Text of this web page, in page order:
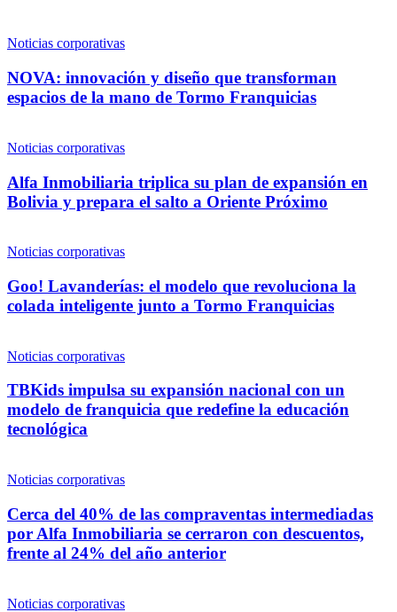
Noticias corporativas
NOVA: innovación y diseño que transforman
espacios de la mano de Tormo Franquicias
Noticias corporativas
Alfa Inmobiliaria triplica su plan de expansión en
Bolivia y prepara el salto a Oriente Próximo
Noticias corporativas
Goo! Lavanderías: el modelo que revoluciona la
colada inteligente junto a Tormo Franquicias
Noticias corporativas
TBKids impulsa su expansión nacional con un
modelo de franquicia que redefine la educación
tecnológica
Noticias corporativas
Cerca del 40% de las compraventas intermediadas
por Alfa Inmobiliaria se cerraron con descuentos,
frente al 24% del año anterior
Noticias corporativas